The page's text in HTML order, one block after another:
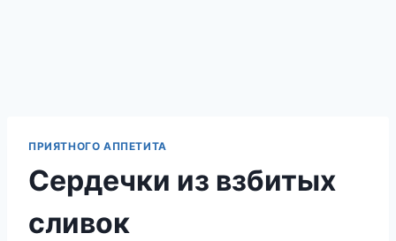
ПРИЯТНОГО АППЕТИТА
Сердечки из взбитых
сливок